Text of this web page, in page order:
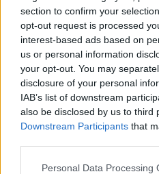
section to confirm your
opt-out request is processed
interest-based ads based on
us or personal information
your opt-out. You may
disclosure of your personal
IAB’s list of downstream
also be disclosed by us to third
Downstream Participants that
Personal Data Processing
​Il passato, questo conosciuto!
​Clima ballerino e sbalzi d’umore
La maternità
​L’uomo o l’orso?
Non hanno un amico a teatro​
​Tutta una questione di rispetto
​Cose che ci esauriscono
​Vespa che passione!
​Lasciate ai vostri figli il diritto
​Parole d’amore regalate al vento
​Essere genitori di un
​Saper pazientare